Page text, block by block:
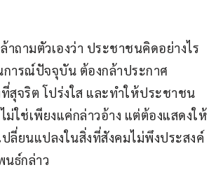
าถามตัวเองว่า ประชาชนคิดอย่างไร
ารณ์ปัจจุบัน ต้องกล้าประกาศ
สุจริต โปร่งใส และทำให้ประชาชน
ม่ใช่เพียงแค่กล่าวอ้าง แต่ต้องแสดงให้
ปลี่ยนแปลงในสิ่งที่สังคมไม่พึงประสงค์
นธ์กล่าว